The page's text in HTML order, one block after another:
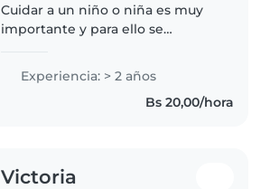
Cuidar a un niño o niña es muy
importante y para ello se
responsabilidad, amabilidad,
paciencia, diversión y tener
mucha energía. Aveces se
Experiencia: > 2 años
Bs 20,00/hora
Victoria